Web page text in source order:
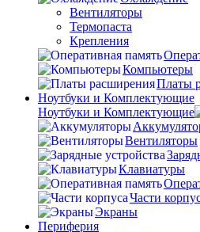
Вентиляторы
Термопаста
Крепления
Компьютеры
Платы
Ноутбуки и Комплектующие
Ноутбуки и Комплектующие
Вентиляторы
Клавиатуры
Части
Экраны
Периферия